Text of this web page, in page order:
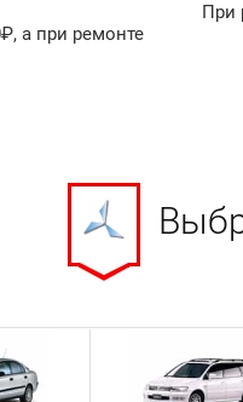
а при ремонте
При